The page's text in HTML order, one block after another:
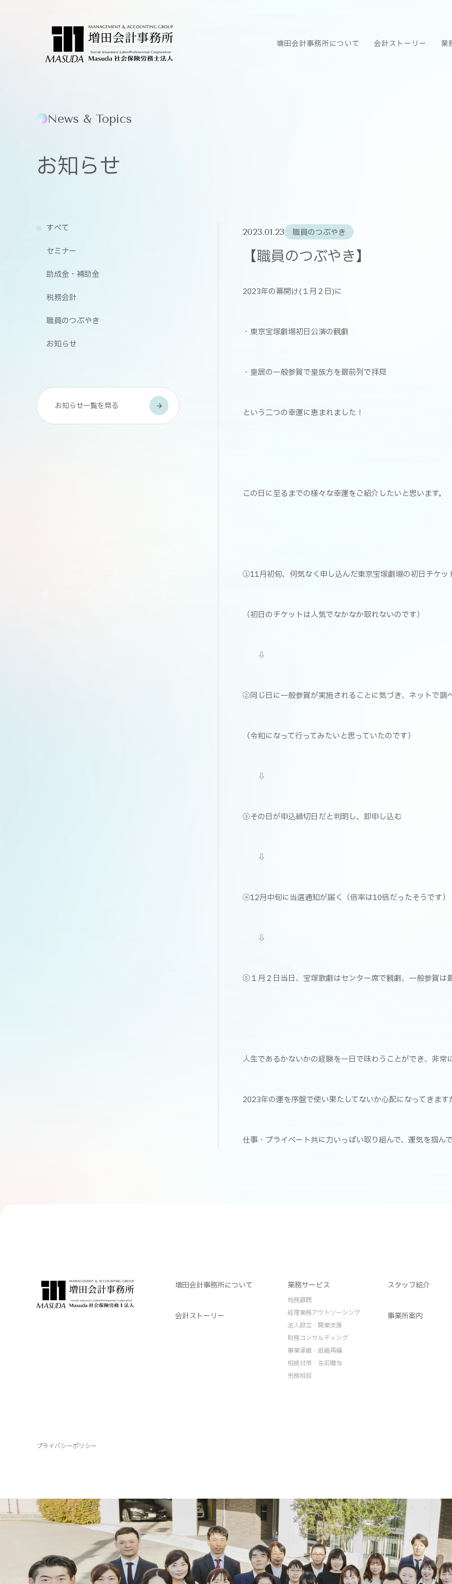
増田会計事務所について 会計ストーリー 業
News & Topics
お知らせ
すべて
セミナー
助成金・補助金
税務会計
職員のつぶやき
お知らせ
お知らせ一覧を見る
arrow_forward arrow_forward
2023.01.23 職員のつぶやき
【職員のつぶやき】
2023年の幕開け(１月２日)に
・東京宝塚劇場初日公演の観劇
・皇居の一般参賀で皇族方を最前列で拝見
という二つの幸運に恵まれました！
この日に至るまでの様々な幸運をご紹介したいと思います。
①11月初旬、何気なく申し込んだ東京宝塚劇場の初日チケッ
（初日のチケットは人気でなかなか取れないのです）
②同じ日に一般参賀が実施されることに気づき、ネットで調
（令和になって行ってみたいと思っていたのです）
③その日が申込締切日だと判明し、即申し込む
④12月中旬に当選通知が届く（倍率は10倍だったそうです）
⑤１月２日当日、宝塚歌劇はセンター席で観劇、一般参賀は
人生であるかないかの経験を一日で味わうことができ、非常
2023年の運を序盤で使い果たしてないか心配になってきます
仕事・プライベート共に力いっぱい取り組んで、運気を掴ん
増田会計事務所について
会計ストーリー
業務サービス
税務顧問
経理業務アウトソーシング
法人設立・開業支援
財務コンサルティング
事業承継・組織再編
相続対策・生前贈与
労務相談
スタッフ紹介
事業所案内
プライバシーポリシー